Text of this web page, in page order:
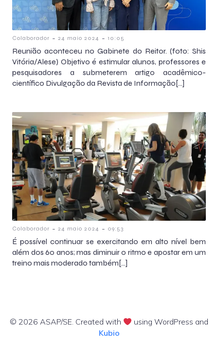
Colaborador - 24 maio 2024 - 10:05
Reunião aconteceu no Gabinete do Reitor. (foto: Shis
Vitória/Alese) Objetivo é estimular alunos, professores e
pesquisadores a submeterem artigo acadêmico-
científico Divulgação da Revista de Informação[…]
Colaborador - 24 maio 2024 - 09:53
É possível continuar se exercitando em alto nível bem
além dos 60 anos; mas diminuir o ritmo e apostar em um
treino mais moderado também[…]
© 2026 ASAP/SE. Created with
using WordPress and
Kubio